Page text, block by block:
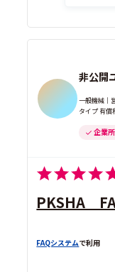
非公開
一般機械｜
タイプ 有償
企業
PKSHA
FAQシステムで利用